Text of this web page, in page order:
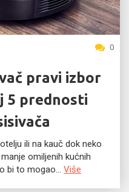
0
pravi izbor
5 prednosti
ili na kauč dok neko
omiljenih kućnih
bi to mogao... Više